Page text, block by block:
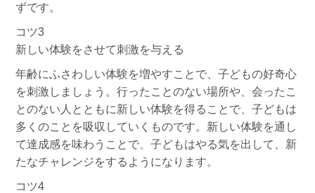
ずです。
コツ3
新しい体験をさせて刺激を与える
年齢にふさわしい体験を増やすことで、子どもの好奇心
を刺激しましょう。行ったことのない場所や、会ったこ
とのない人とともに新しい体験を得ることで、子どもは
多くのことを吸収していくものです。新しい体験を通し
て達成感を味わうことで、子どもはやる気を出して、新
たなチャレンジをするようになります。
コツ4